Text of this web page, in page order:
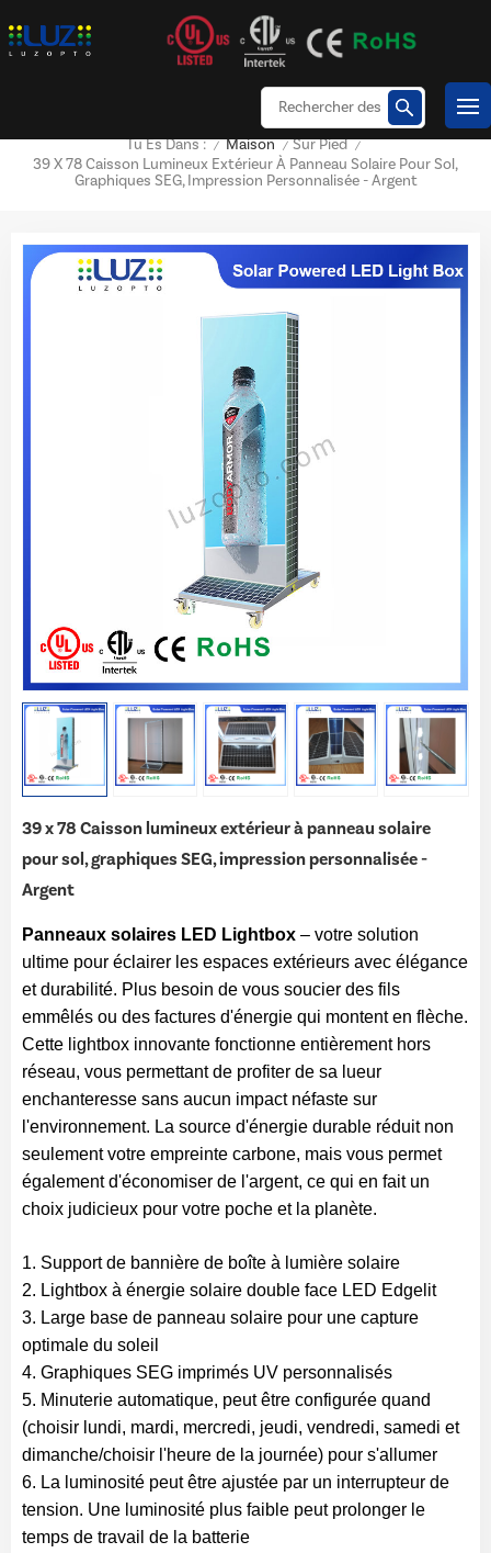
Tu Es Dans : / Maison / Sur Pied /
39 X 78 Caisson Lumineux Extérieur À Panneau Solaire Pour Sol,
Graphiques SEG, Impression Personnalisée - Argent
39 x 78 Caisson lumineux extérieur à panneau solaire
pour sol, graphiques SEG, impression personnalisée -
Argent
Panneaux solaires LED Lightbox – votre solution
ultime pour éclairer les espaces extérieurs avec élégance
et durabilité. Plus besoin de vous soucier des fils
emmêlés ou des factures d'énergie qui montent en flèche.
Cette lightbox innovante fonctionne entièrement hors
réseau, vous permettant de profiter de sa lueur
enchanteresse sans aucun impact néfaste sur
l'environnement. La source d'énergie durable réduit non
seulement votre empreinte carbone, mais vous permet
également d'économiser de l'argent, ce qui en fait un
choix judicieux pour votre poche et la planète.
1. Support de bannière de boîte à lumière solaire
2. Lightbox à énergie solaire double face LED Edgelit
3. Large base de panneau solaire pour une capture
optimale du soleil
4. Graphiques SEG imprimés UV personnalisés
5. Minuterie automatique, peut être configurée quand
(choisir lundi, mardi, mercredi, jeudi, vendredi, samedi et
dimanche/choisir l'heure de la journée) pour s'allumer
6. La luminosité peut être ajustée par un interrupteur de
tension. Une luminosité plus faible peut prolonger le
temps de travail de la batterie